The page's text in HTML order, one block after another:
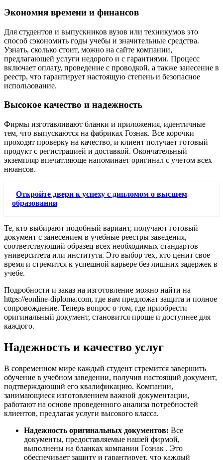
Экономия времени и финансов
Для студентов и выпускников вузов или техникумов это
способ сэкономить годы учебы и значительные средства.
Узнать, сколько стоит, можно на сайте компании,
предлагающей услуги недорого и с гарантиями. Процесс
включает оплату, проведение с проводкой, а также занесение в
реестр, что гарантирует настоящую степень и безопасное
использование.
Высокое качество и надежность
Фирмы изготавливают бланки и приложения, идентичные
тем, что выпускаются на фабриках Гознак. Все корочки
проходят проверку на качество, и клиент получает готовый
продукт с регистрацией и доставкой. Окончательный
экземпляр впечатляюще напоминает оригинал с учетом всех
нюансов.
Откройте двери к успеху с дипломом о высшем
образовании
Те, кто выбирают подобный вариант, получают готовый
документ с занесением в учебные реестры заведения,
соответствующий образец всех необходимых стандартов
университета или института. Это выбор тех, кто ценит свое
время и стремится к успешной карьере без лишних задержек в
учебе.
Подробности и заказ на изготовление можно найти на
https://eonline-diploma.com, где вам предложат защита и полное
сопровождение. Теперь вопрос о том, где приобрести
оригинальный документ, становится проще и доступнее для
каждого.
Надежность и качество услуг
В современном мире каждый студент стремится завершить
обучение в учебном заведении, получив настоящий документ,
подтверждающий его квалификацию. Компании,
занимающиеся изготовлением важной документации,
работают на основе проведенного анализа потребностей
клиентов, предлагая услуги высокого класса.
Надежность оригинальных документов: Все
документы, предоставляемые нашей фирмой,
выполнены на бланках компании Гознак . Это
обеспечивает защиту и гарантирует, что каждый